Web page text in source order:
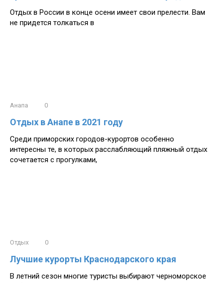
Отдых в России в конце осени имеет свои прелести. Вам
не придется толкаться в
Анапа 0
Отдых в Анапе в 2021 году
Среди приморских городов-курортов особенно
интересны те, в которых расслабляющий пляжный отдых
сочетается с прогулками,
Отдых 0
Лучшие курорты Краснодарского края
В летний сезон многие туристы выбирают черноморское